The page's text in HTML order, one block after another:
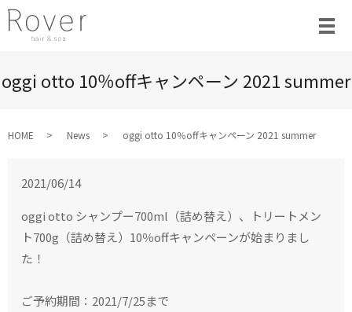
oggi otto 10％offキャンペーン 2021 summer
HOME News oggi otto 10％offキャンペーン 2021 summer
2021/06/14
oggi otto シャンプー700ml（詰め替え）、トリートメン
ト700g（詰め替え）10％offキャンペーンが始まりまし
た！
ご予約期間：2021/7/25まで